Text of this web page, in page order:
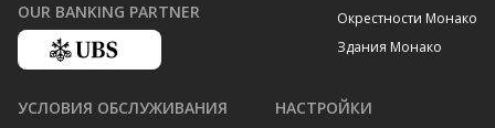
OUR BANKING PARTNER
Окрестности Монако
Здания Монако
УСЛОВИЯ ОБСЛУЖИВАНИЯ НАСТРОЙКИ